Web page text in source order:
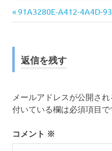
投
ナ
ゲ
シ
前
の
91A3280E-A412-4A4D-
返信を残す
メールアドレスが公開され
付いている欄は必須項目で
コメント ※